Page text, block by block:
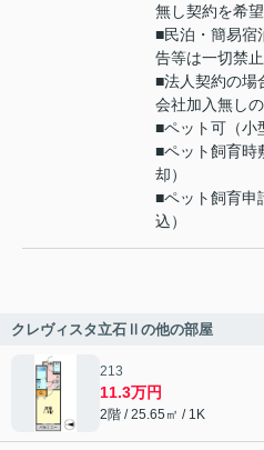
無し契約を希望
■民泊・簡易宿
告等は一切禁止
■法人契約の場
会社加入無し
■ペット可（小
■ペット飼育時
却）
■ペット飼育申
込）
クレヴィスタ立石Ⅱの他の部屋
213
11.3万円
2階 / 25.65㎡ / 1K